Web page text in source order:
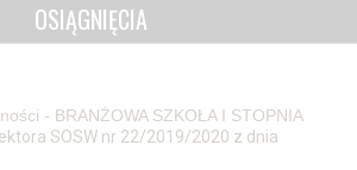
OSIĄGNIĘCIA
- BRANŻOWA SZKOŁA I STOPNIA
SOSW nr 22/2019/2020 z dnia